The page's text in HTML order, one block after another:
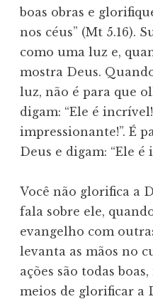
boas obras e
nos céus” (Mt 5.16).
como uma luz e,
mostra Deus.
luz, não é para que
digam: “Ele é
impressionante!”. É
Deus e digam: “Ele é
Você não glorifica a
fala sobre ele,
evangelho com
levanta as mãos no
ações são todas
meios de glorificar a